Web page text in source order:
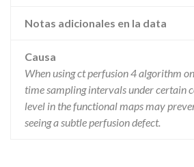
Notas adicionales en la data
Causa
When using ct perfusion 4 algorithm
time sampling intervals under certain
level in the functional maps may
seeing a subtle perfusion defect.